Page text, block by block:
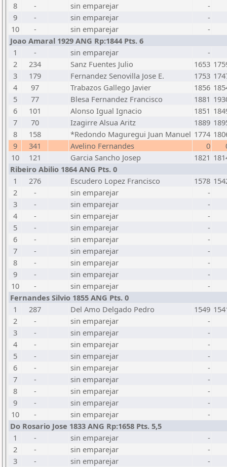
8
- sin emparejar
-
9
- sin emparejar
-
10
- sin emparejar
-
Joao Amaral 1929 ANG Rp:1844 Pts. 6
1
- sin emparejar
-
2
234 Sanz Fuentes Julio 1653
3
179 Fernandez Senovilla Jose E. 1753
4
97 Trabazos Gallego Javier 1856
5
77 Blesa Fernandez Francisco 1881
6
101 Alonso Igual Ignacio 1851
7
70 Izagirre Alsua Aritz 1889
8
158 *Redondo Maguregui Juan Manuel 1774
9
341 Avelino Fernandes 0
10
121 Garcia Sancho Josep 1821
Ribeiro Abilio 1864 ANG Pts. 0
1
276 Escudero Lopez Francisco 1578
2
- sin emparejar
-
3
- sin emparejar
-
4
- sin emparejar
-
5
- sin emparejar
-
6
- sin emparejar
-
7
- sin emparejar
-
8
- sin emparejar
-
9
- sin emparejar
-
10
- sin emparejar
-
Fernandes Silvio 1855 ANG Pts. 0
1
287 Del Amo Delgado Pedro 1549
2
- sin emparejar
-
3
- sin emparejar
-
4
- sin emparejar
-
5
- sin emparejar
-
6
- sin emparejar
-
7
- sin emparejar
-
8
- sin emparejar
-
9
- sin emparejar
-
10
- sin emparejar
-
Do Rosario Jose 1833 ANG Rp:1658 Pts. 5,5
1
- sin emparejar
-
2
- sin emparejar
-
3
- sin emparejar
-